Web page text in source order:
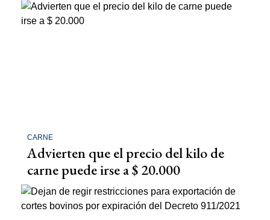
CARNE
Advierten que el precio del kilo de
carne puede irse a $ 20.000